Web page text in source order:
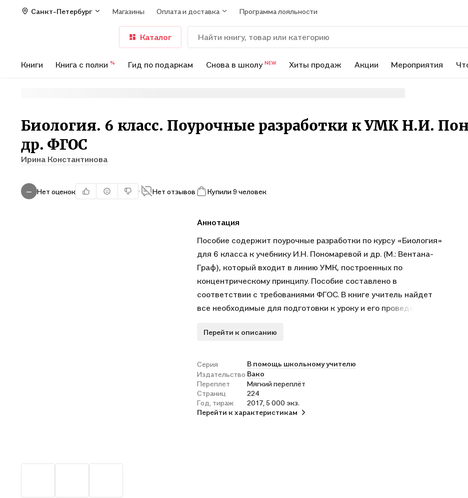
Санкт-Петербург Магазины Оплата и доставка Программа лояльности
Каталог
Книги Книга с полки % Гид по подаркам Снова в школу NEW Хиты продаж Акции Мероприятия
Биология. 6 класс. Поурочные разработки к УМК Н.И.
др. ФГОС
Ирина Константинова
— Нет оценок Нет отзывов Купили 9 человек
Аннотация
Пособие содержит поурочные разработки по курсу «Биология»
для 6 класса к учебнику И.Н. Пономаревой и др. (М.: Вентана-
Граф), который входит в линию УМК, построенных по
концентрическому принципу. Пособие составлено в
соответствии с требованиями ФГОС. В книге учитель найдет
все необходимые для подготовки к уроку и его проведения
дополнительную информацию, разнообразные справочные
ответов учащихся, игры, творческие задания, темы для
сообщений, физкультминутки, тесты, схемы, таблицы,
презентации; также представлен порядок проведения
лабораторных работ и демонстрационных опытов.
Перейти к описанию
Серия
В помощь школьному учителю
Издательство Вако
Переплет
Мягкий переплёт
Страниц
224
Год, тираж
2017, 5 000 экз.
Перейти к характеристикам